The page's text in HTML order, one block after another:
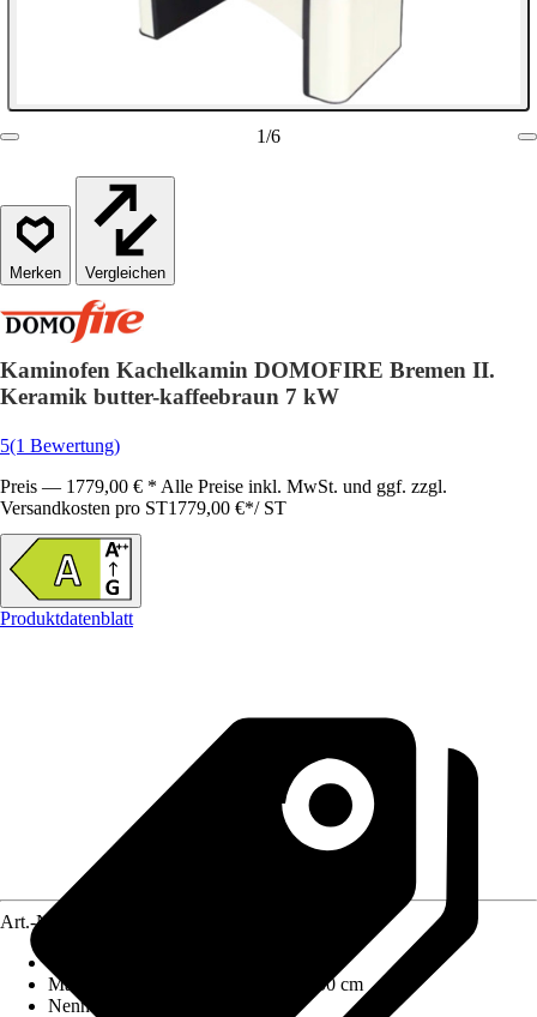
1/6
Vergleichen
Kaminofen Kachelkamin DOMOFIRE Bremen II.
Keramik butter-kaffeebraun 7 kW
5(1 Bewertung)
Preis — 1779,00 € * Alle Preise inkl. MwSt. und ggf. zzgl.
Versandkosten pro ST1779,00 €*/ ST
Produktdatenblatt
Art.-Nr.
Maße (BxHxT)
96 cm x 119 cm x 50 cm
Nennwärmeleistung